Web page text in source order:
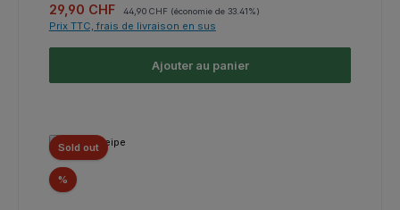
Prix de vente :
29,90 CHF 44,90 CHF (économie de 33.41%)
Prix TTC, frais de livraison en sus
Ajouter au panier
Sold out
%Réduction